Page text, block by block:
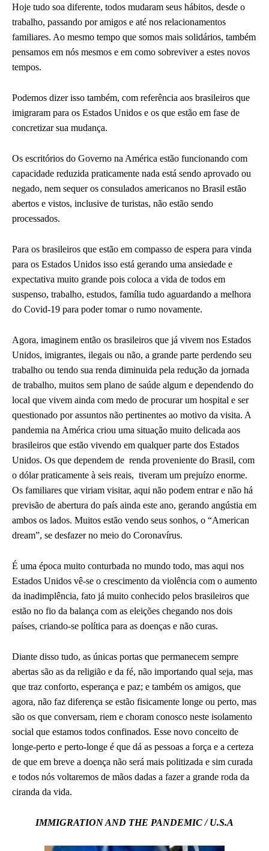
Hoje tudo soa diferente, todos mudaram seus hábitos, desde o
trabalho, passando por amigos e até nos relacionamentos
familiares. Ao mesmo tempo que somos mais solidários, também
pensamos em nós mesmos e em como sobreviver a estes novos
tempos.
Podemos dizer isso também, com referência aos brasileiros que
imigraram para os Estados Unidos e os que estão em fase de
concretizar sua mudança.
Os escritórios do Governo na América estão funcionando com
capacidade reduzida praticamente nada está sendo aprovado ou
negado, nem sequer os consulados americanos no Brasil estão
abertos e vistos, inclusive de turistas, não estão sendo
processados.
Para os brasileiros que estão em compasso de espera para vinda
para os Estados Unidos isso está gerando uma ansiedade e
expectativa muito grande pois coloca a vida de todos em
suspenso, trabalho, estudos, família tudo aguardando a melhora
do Covid-19 para poder tomar o rumo novamente.
Agora, imaginem então os brasileiros que já vivem nos Estados
Unidos, imigrantes, ilegais ou não, a grande parte perdendo seu
trabalho ou tendo sua renda diminuida pela redução da jornada
de trabalho, muitos sem plano de saúde algum e dependendo do
local que vivem ainda com medo de procurar um hospital e ser
questionado por assuntos não pertinentes ao motivo da visita. A
pandemia na América criou uma situação muito delicada aos
brasileiros que estão vivendo em qualquer parte dos Estados
Unidos. Os que dependem de renda proveniente do Brasil, com
o dólar praticamente à seis reais, tiveram um prejuízo enorme.
Os familiares que viriam visitar, aqui não podem entrar e não há
previsão de abertura do país ainda este ano, gerando angústia em
ambos os lados. Muitos estão vendo seus sonhos, o “American
dream”, se desfazer no meio do Coronavírus.
É uma época muito conturbada no mundo todo, mas aqui nos
Estados Unidos vê-se o crescimento da violência com o aumento
da inadimplência, fato já muito conhecido pelos brasileiros que
estão no fio da balança com as eleições chegando nos dois
países, criando-se política para as doenças e não curas.
Diante disso tudo, as únicas portas que permanecem sempre
abertas são as da religião e da fé, não importando qual seja, mas
que traz conforto, esperança e paz; e também os amigos, que
agora, não faz diferença se estão fisicamente longe ou perto, mas
são os que conversam, riem e choram conosco neste isolamento
social que estamos todos confinados. Esse novo conceito de
longe-perto e perto-longe é que dá as pessoas a força e a certeza
de que em breve a doença não será mais politizada e sim curada
e todos nós voltaremos de mãos dadas a fazer a grande roda da
ciranda da vida.
IMMIGRATION AND THE PANDEMIC / U.S.A